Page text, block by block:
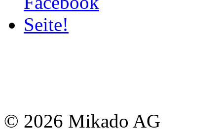
© 2026 Mikado AG